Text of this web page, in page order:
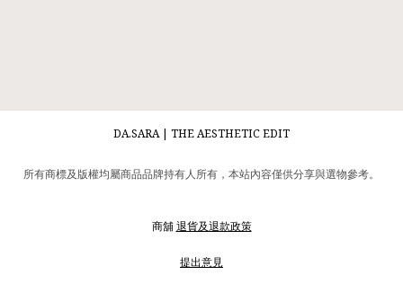
DA.SARA | THE AESTHETIC EDIT
所有商標及版權均屬商品品牌持有人所有，本站內容僅供分享與選物參考。
商舖退貨及退款政策
提出意見